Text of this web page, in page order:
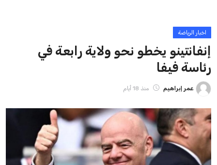
ايوا مصر
الاخبار الشائعة